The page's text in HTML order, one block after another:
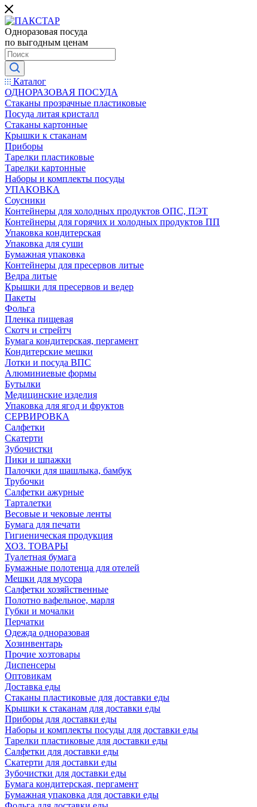
Одноразовая посуда
по выгодным ценам
Каталог
ОДНОРАЗОВАЯ ПОСУДА
Стаканы прозрачные пластиковые
Посуда литая кристалл
Стаканы картонные
Крышки к стаканам
Приборы
Тарелки пластиковые
Тарелки картонные
Наборы и комплекты посуды
УПАКОВКА
Соусники
Контейнеры для холодных продуктов ОПС, ПЭТ
Контейнеры для горячих и холодных продуктов ПП
Упаковка кондитерская
Упаковка для суши
Бумажная упаковка
Контейнеры для пресервов литые
Ведра литые
Крышки для пресервов и ведер
Пакеты
Фольга
Пленка пищевая
Скотч и стрейтч
Бумага кондитерская, пергамент
Кондитерские мешки
Лотки и посуда ВПС
Алюминиевые формы
Бутылки
Медицинские изделия
Упаковка для ягод и фруктов
СЕРВИРОВКА
Салфетки
Скатерти
Зубочистки
Пики и шпажки
Палочки для шашлыка, бамбук
Трубочки
Салфетки ажурные
Тарталетки
Весовые и чековые ленты
Бумага для печати
Гигиеническая продукция
ХОЗ. ТОВАРЫ
Туалетная бумага
Бумажные полотенца для отелей
Мешки для мусора
Салфетки хозяйственные
Полотно вафельное, марля
Губки и мочалки
Перчатки
Одежда одноразовая
Хозинвентарь
Прочие хозтовары
Диспенсеры
Оптовикам
Доставка еды
Стаканы пластиковые для доставки еды
Крышки к стаканам для доставки еды
Приборы для доставки еды
Наборы и комплекты посуды для доставки еды
Тарелки пластиковые для доставки еды
Салфетки для доставки еды
Скатерти для доставки еды
Зубочистки для доставки еды
Бумага кондитерская, пергамент
Бумажная упаковка для доставки еды